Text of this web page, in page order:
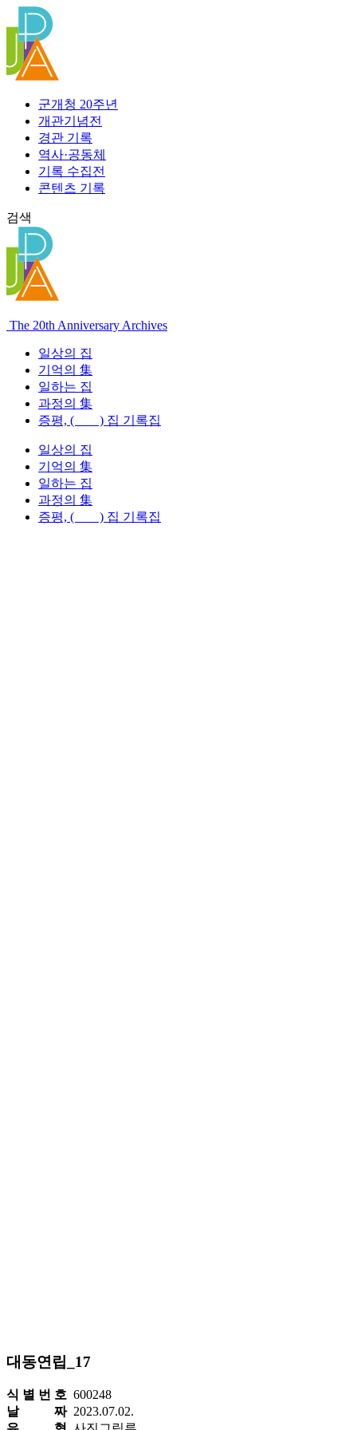
텐
로
건
군개청 20주년
개관기념전
경관 기록
역사·공동체
기록 수집전
콘텐츠 기록
검색
The 20th Anniversary Archives
일상의 집
기억의 集
일하는 집
과정의 集
증평, ( ) 집 기록집
일상의 집
기억의 集
일하는 집
과정의 集
증평, ( ) 집 기록집
대동연립_17
식 별 번 호 600248
날 짜2023.07.02.